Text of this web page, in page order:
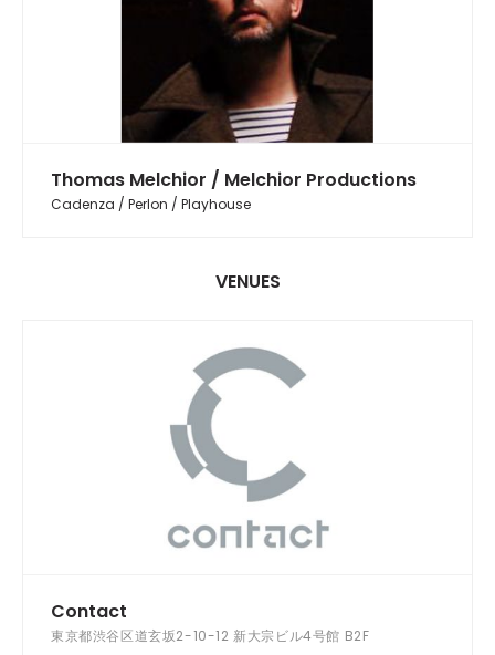
Thomas Melchior / Melchior Productions
Cadenza / Perlon / Playhouse
VENUES
Contact
東京都渋谷区道玄坂2-10-12 新大宗ビル4号館 B2F